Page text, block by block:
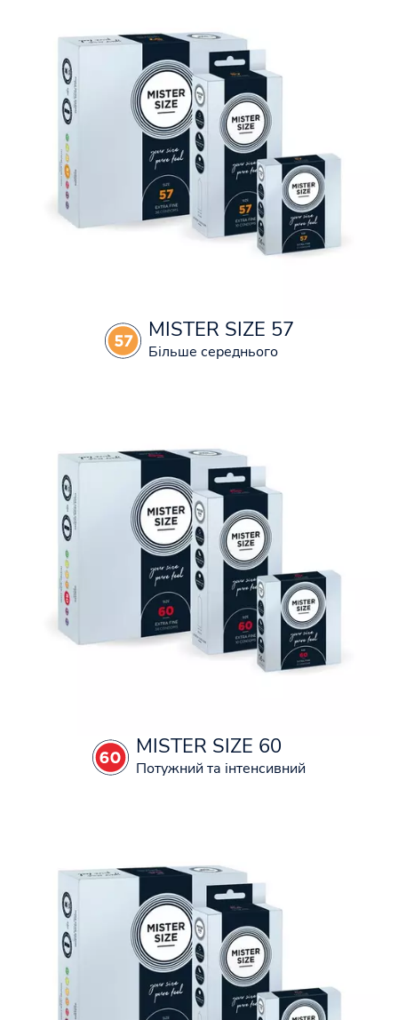
MISTER SIZE 57
Більше середнього
MISTER SIZE 60
Потужний та інтенсивний